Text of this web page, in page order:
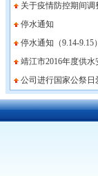
关于疫情防控期间
停水通知
停水通知（9.14-9.15）
靖江市2016年度供
公司进行国家公祭日